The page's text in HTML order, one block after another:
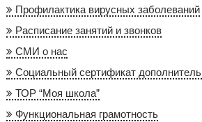
Профилактика вирусных заболеваний
Расписание занятий и звонков
СМИ о нас
Социальный сертификат
ТОР “Моя школа”
Функциональная грамотность